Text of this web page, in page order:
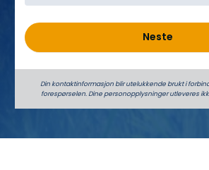
Neste
Din kontaktinformasjon blir utelukkende brukt i
forespørselen. Dine person­­opplysninger utleveres